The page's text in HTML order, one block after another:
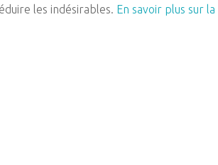
les indésirables. En savoir plus sur